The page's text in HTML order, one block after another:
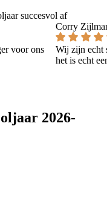
succesvol af
voor ons
Corry
Wij zijn echt
het is echt
2026-